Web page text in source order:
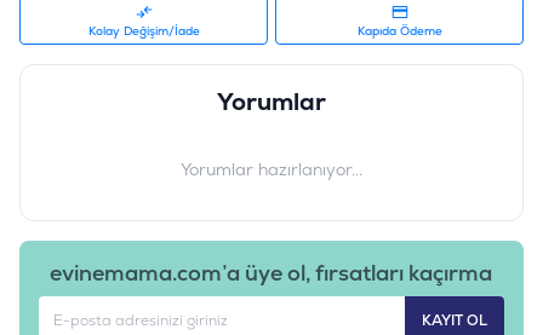
Kolay Değişim/İade Kapıda Ödeme
Yorumlar
Yorumlar hazırlanıyor...
evinemama.com’a üye ol, fırsatları kaçırma
KAYIT OL